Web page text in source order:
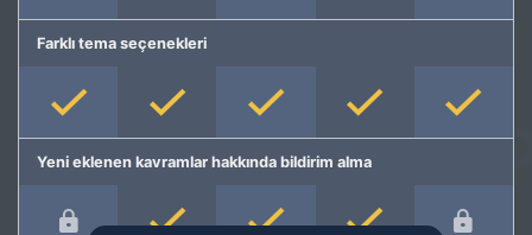
Farklı tema seçenekleri
Yeni eklenen kavramlar hakkında bildirim alma